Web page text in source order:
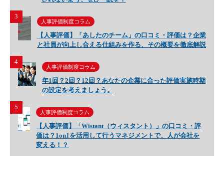
3
人事評価制度コラム
【人事評価】「あしたのチーム」の口コミ・評価は？企業
と社員が向上し合える仕組みを作る、その概要を徹底解説
4
人事評価制度コラム
年1回？2回？12回？あなたの企業に合った評価実施時期
の設定を考えましょう。
5
人事評価制度コラム
【人事評価】「Wistant（ウィスタント）」の口コミ・評
価は？1on1を活用して行うマネジメントで、人が会社を
変える！？